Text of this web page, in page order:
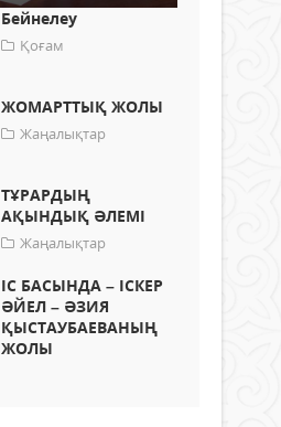
Бейнелеу
Қоғам
ЖОМАРТТЫҚ ЖОЛЫ
Жаңалықтар
ТҰРАРДЫҢ
АҚЫНДЫҚ ӘЛЕМІ
Жаңалықтар
ІС БАСЫНДА – ІСКЕР
ӘЙЕЛ – ӘЗИЯ
ҚЫСТАУБАЕВАНЫҢ
ЖОЛЫ